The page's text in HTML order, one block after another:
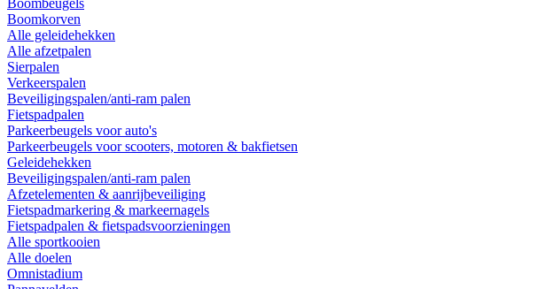
Boombeugels
Boomkorven
Alle geleidehekken
Alle afzetpalen
Sierpalen
Verkeerspalen
Beveiligingspalen/anti-ram palen
Fietspadpalen
Parkeerbeugels voor auto's
Parkeerbeugels voor scooters, motoren & bakfietsen
Geleidehekken
Beveiligingspalen/anti-ram palen
Afzetelementen & aanrijbeveiliging
Fietspadmarkering & markeernagels
Fietspadpalen & fietspadsvoorzieningen
Alle sportkooien
Alle doelen
Omnistadium